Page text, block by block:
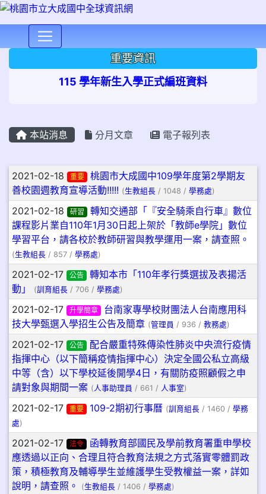
重要資訊
115 學年新生入學正式編班資料
本站消息 分月文章 電子報列表
文章列表
2021-02-18 重要
桃園市大成國中109學年度第2學期友
善校園週教育宣導活動!!!!! (生教組長 / 1048 / 學務處)
2021-02-18 研習
轉知交通部「『安全騎乘自行車』數位
課程影片業自110年1月30日起上架於「教師e學院」數位
學習平台，請各校於教師研習與教學運用一案，請查照。
(生教組長 / 857 / 學務處)
2021-02-17 公告
轉知本市「110年孝行獎選拔及表揚活
動」
(訓育組長 / 706 / 學務處)
2021-02-17 升學簡章
台南家專學校財團法人台南應用科
技大學甄選入學招生公告及簡章 (管理員 / 936 / 教務處)
2021-02-17 公告
配合嚴重特殊傳染性肺炎中央流行疫情
指揮中心（以下簡稱疫情指揮中心）決定全國公私立高級
中等（含）以下學校延後開學4日，有關防疫照顧假之申
請對象與期間一案 ( 人事助理員 / 661 / 人事室)
2021-02-17 重要 109-2期初行事曆 (訓育組長/ 1460 / 學務
處)
2021-02-17 法令
函轉教育部國民及學前教育署重申學校
應透過以正向、合理且符合教育法規之方式落實零體罰政
策，積極教育及輔導學生並維護學生受教權益一案，詳如
說明，請查照。
(生教組長 / 1406 / 學務處)